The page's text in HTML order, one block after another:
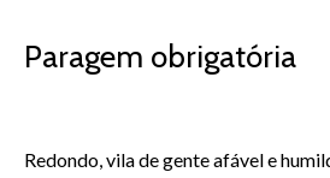
Paragem obrigatória
Redondo, vila de gente afável e